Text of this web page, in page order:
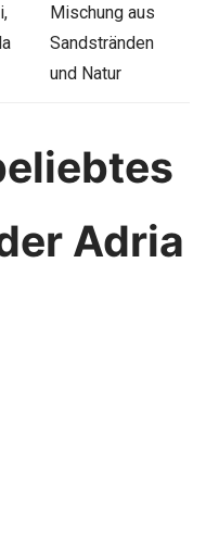
Mischung aus
Sandstränden
und Natur
Adria